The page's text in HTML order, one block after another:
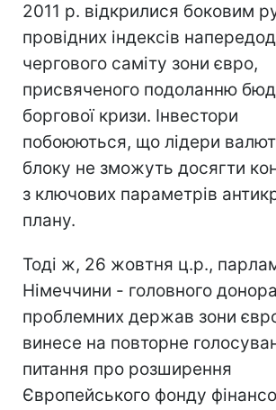
2011 р. відкрилися боковим
провідних індексів
чергового саміту зони євро,
присвяченого подоланню
боргової кризи. Інвестори
побоюються, що лідери
блоку не зможуть досягти
з ключових параметрів
плану.
Тоді ж, 26 жовтня ц.р.,
Німеччини - головного донора
проблемних держав зони
винесе на повторне
питання про розширення
Європейського фонду